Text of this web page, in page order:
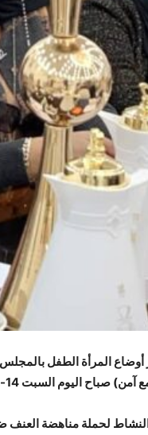
أوضاع المرأة الطفل
12-2024 بصالة نقابة معلمي طرابلس .
النشاط لحملة مناهضة